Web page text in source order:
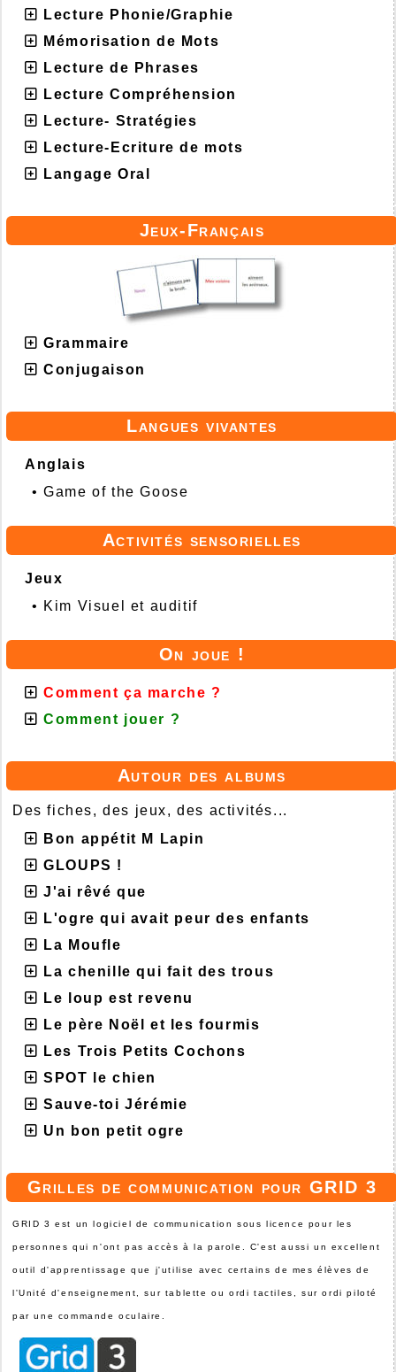
Lecture Phonie/Graphie
Mémorisation de Mots
Lecture de Phrases
Lecture Compréhension
Lecture- Stratégies
Lecture-Ecriture de mots
Langage Oral
Jeux-Français
Grammaire
Conjugaison
Langues vivantes
Anglais
•Game of the Goose
Activités sensorielles
Jeux
• Kim Visuel et auditif
On joue !
Comment ça marche ?
Comment jouer ?
Autour des albums
Des fiches, des jeux, des activités...
Bon appétit M Lapin
GLOUPS !
J'ai rêvé que
L'ogre qui avait peur des enfants
La Moufle
La chenille qui fait des trous
Le loup est revenu
Le père Noël et les fourmis
Les Trois Petits Cochons
SPOT le chien
Sauve-toi Jérémie
Un bon petit ogre
Grilles de communication pour GRID 3
GRID 3 est un logiciel de communication sous licence pour les
personnes qui n'ont pas accès à la parole. C'est aussi un excellent
outil d'apprentissage que j'utilise avec certains de mes élèves de
l'Unité d'enseignement, sur tablette ou ordi tactiles, sur ordi piloté
par une commande oculaire.